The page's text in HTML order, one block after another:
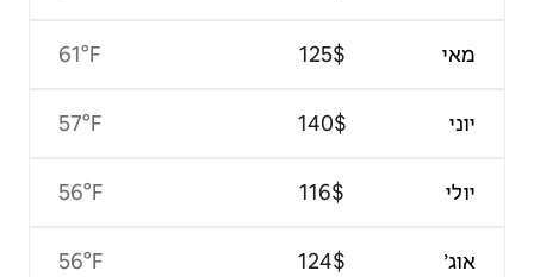
61°F
57°F
56°F
56°F